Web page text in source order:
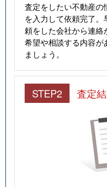
査定をしたい不動産
を入力して依頼完了
頼をした会社から連絡
希望や相談する内容が
ましょう。
STEP2 査定